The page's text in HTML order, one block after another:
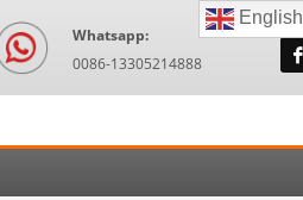
Whatsapp:
0086-13305214888
English